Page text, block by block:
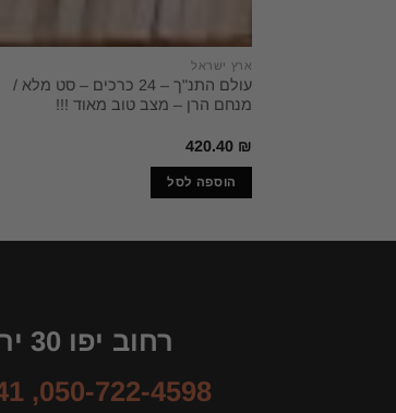
ארץ ישראל
עולם התנ"ך – 24 כרכים – סט מלא /
מנחם הרן – מצב טוב מאוד !!!
420.40 ₪
הוספה לסל
רחוב יפו 30 ירושלים
050-722-4598
,